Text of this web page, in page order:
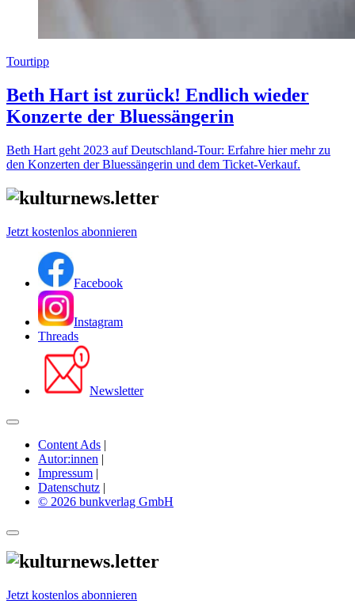
Tourtipp
Beth Hart ist zurück! Endlich wieder
Konzerte der Bluessängerin
Beth Hart geht 2023 auf Deutschland-Tour: Erfahre hier mehr zu
den Konzerten der Bluessängerin und dem Ticket-Verkauf.
Jetzt kostenlos abonnieren
Facebook
Instagram
Threads
Newsletter
Content Ads |
Autor:innen |
Impressum |
Datenschutz |
© 2026 bunkverlag GmbH
Jetzt kostenlos abonnieren